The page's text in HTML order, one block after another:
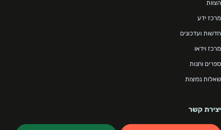
הצוות
מרכז ידע
חדשות ועדכונים
מרכז וידאו
ספרים וחנות
שאלות נפוצות
יצירת קשר